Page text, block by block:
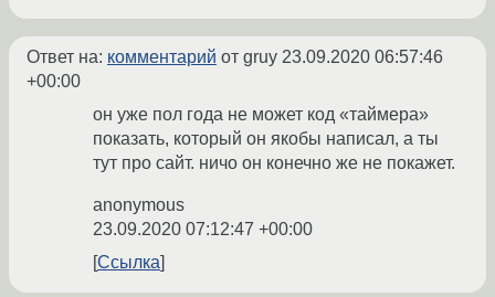
Ответ на: комментарий от gruy 23.09.2020 06:57:46
+00:00
он уже пол года не может код «таймера»
показать, который он якобы написал, а ты
тут про сайт. ничо он конечно же не покажет.
anonymous
23.09.2020 07:12:47 +00:00
Ссылка